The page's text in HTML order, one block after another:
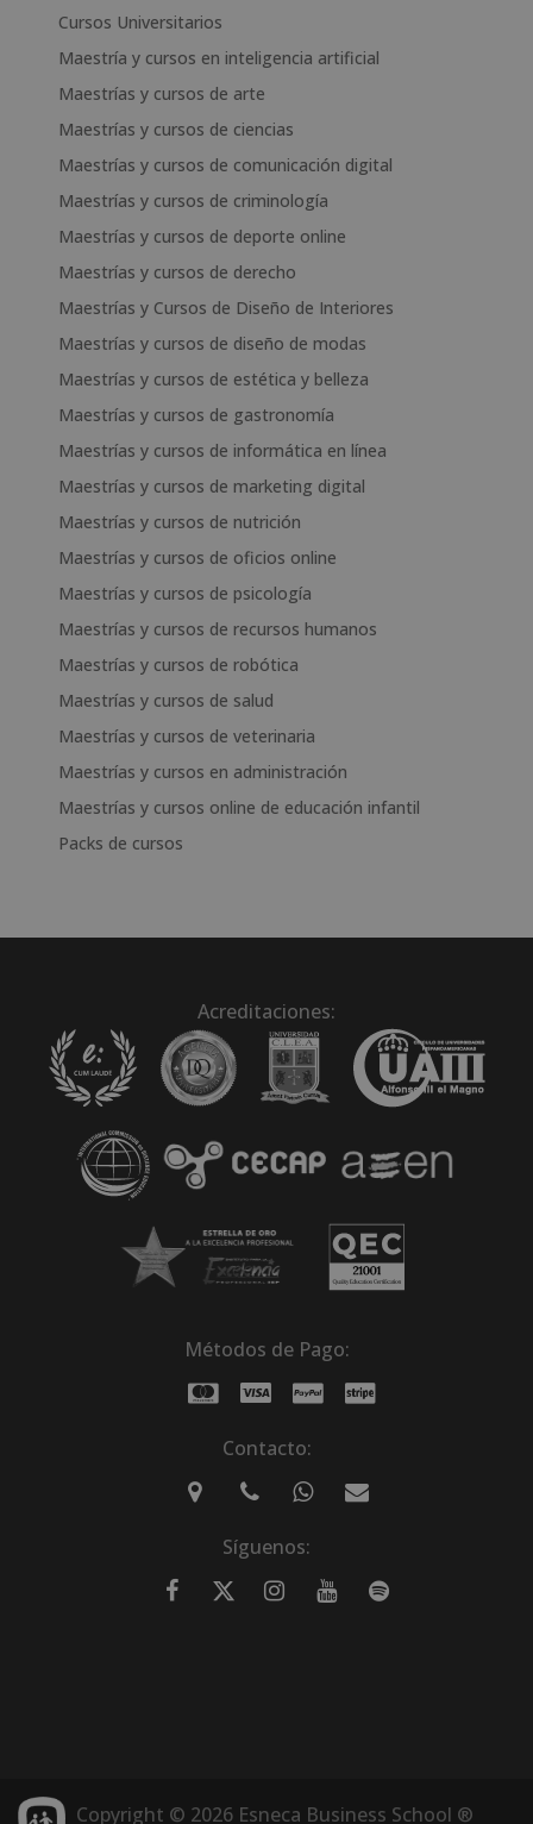
Cursos Universitarios
Maestría y cursos en inteligencia artificial
Maestrías y cursos de arte
Maestrías y cursos de ciencias
Maestrías y cursos de comunicación digital
Maestrías y cursos de criminología
Maestrías y cursos de deporte online
Maestrías y cursos de derecho
Maestrías y Cursos de Diseño de Interiores
Maestrías y cursos de diseño de modas
Maestrías y cursos de estética y belleza
Maestrías y cursos de gastronomía
Maestrías y cursos de informática en línea
Maestrías y cursos de marketing digital
Maestrías y cursos de nutrición
Maestrías y cursos de oficios online
Maestrías y cursos de psicología
Maestrías y cursos de recursos humanos
Maestrías y cursos de robótica
Maestrías y cursos de salud
Maestrías y cursos de veterinaria
Maestrías y cursos en administración
Maestrías y cursos online de educación infantil
Packs de cursos
Acreditaciones:
Métodos de Pago:
Contacto:
Síguenos:
Copyright © 2026 Esneca Business School ®